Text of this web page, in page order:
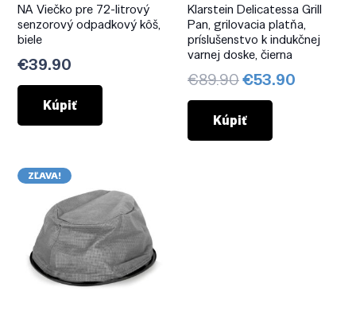
NA Viečko pre 72-litrový
senzorový odpadkový kôš,
biele
€39.90
Kúpiť
Klarstein Delicatessa Grill
Pan, grilovacia platňa,
príslušenstvo k indukčnej
varnej doske, čierna
€89.90Pôvodná
cena
bola:
€89.90.
€53.90
Kúpiť
ZĽAVA!